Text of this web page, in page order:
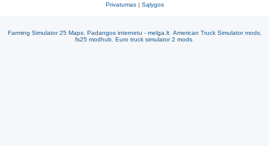
Privatumas| Sąlygos
Farming Simulator 25 Maps. Padangos internetu - melga.lt. American Truck Simulator mods,
fs25 modhub Euro truck simulator 2 mods